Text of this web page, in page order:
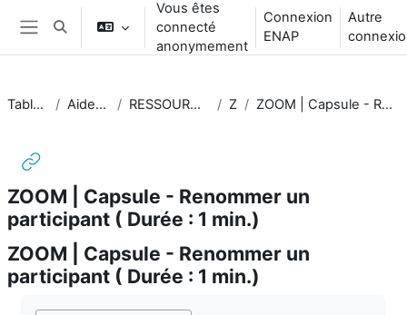
Passer au contenu principal
Panneau latéral
Activer/désactiver la saisie de recherche
Vous êtes
connecté
anonymement
Connexion
ENAP
Autre
Tableau de bord Aide_intervenant·es RESSOURCES COMPLÉMENTAIRES Zoom ZOOM | Capsule - Renommer un participant ( Durée : 1 min.)
ZOOM | Capsule - Renommer un
participant ( Durée : 1 min.)
ZOOM | Capsule - Renommer un
participant ( Durée : 1 min.)